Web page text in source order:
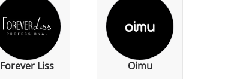
Forever Liss Oimu